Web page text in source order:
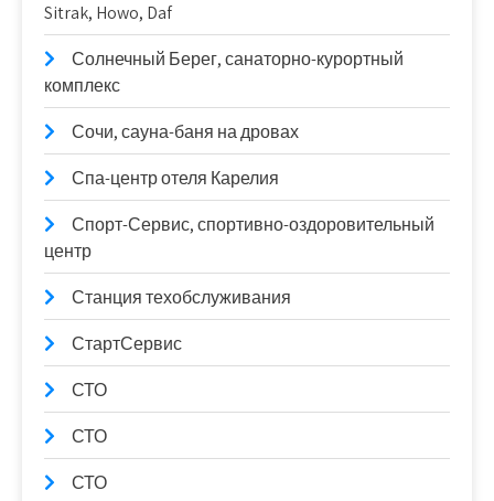
Sitrak, Howo, Daf
Солнечный Берег, санаторно-курортный
комплекс
Сочи, сауна-баня на дровах
Спа-центр отеля Карелия
Спорт-Сервис, спортивно-оздоровительный
центр
Станция техобслуживания
СтартСервис
СТО
СТО
СТО